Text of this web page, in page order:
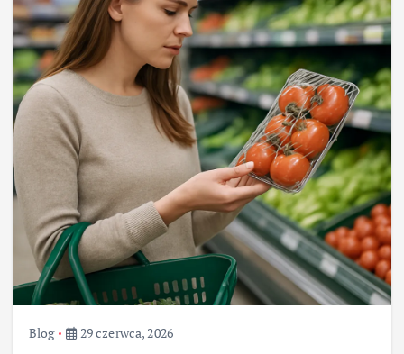
Blog 29 czerwca, 2026